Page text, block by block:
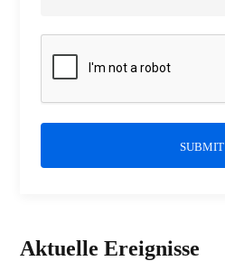
SUBMIT
Aktuelle Ereignisse